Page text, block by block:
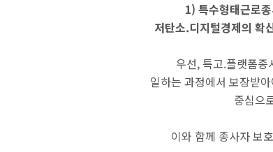
1) 특수형태근로
저탄소.디지털경제의 확
우선, 특고.플랫폼
일하는 과정에서 보장받
중심으
이와 함께 종사자 보